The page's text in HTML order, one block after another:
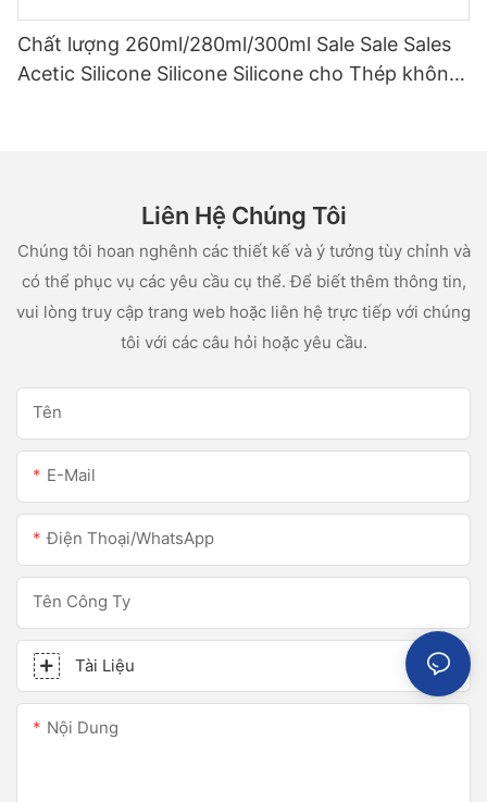
Chất lượng 260ml/280ml/300ml Sale Sale Sales
Acetic Silicone Silicone Silicone cho Thép không
Liên Hệ Chúng Tôi
Chúng tôi hoan nghênh các thiết kế và ý tưởng tùy chỉnh và
có thể phục vụ các yêu cầu cụ thể. Để biết thêm thông tin,
vui lòng truy cập trang web hoặc liên hệ trực tiếp với chúng
tôi với các câu hỏi hoặc yêu cầu.
Tên
E-Mail
Điện Thoại/WhatsApp
Tên Công Ty
Tài Liệu
Nội Dung